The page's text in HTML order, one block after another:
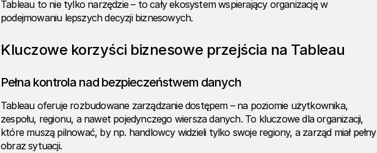
Tableau to nie tylko narzędzie – to cały ekosystem wspierający organizację w
podejmowaniu lepszych decyzji biznesowych.
Kluczowe korzyści biznesowe przejścia na Tableau
Pełna kontrola nad bezpieczeństwem danych
Tableau oferuje rozbudowane zarządzanie dostępem – na poziomie użytkownika,
zespołu, regionu, a nawet pojedynczego wiersza danych. To kluczowe dla organizacji,
które muszą pilnować, by np. handlowcy widzieli tylko swoje regiony, a zarząd miał pełny
obraz sytuacji.